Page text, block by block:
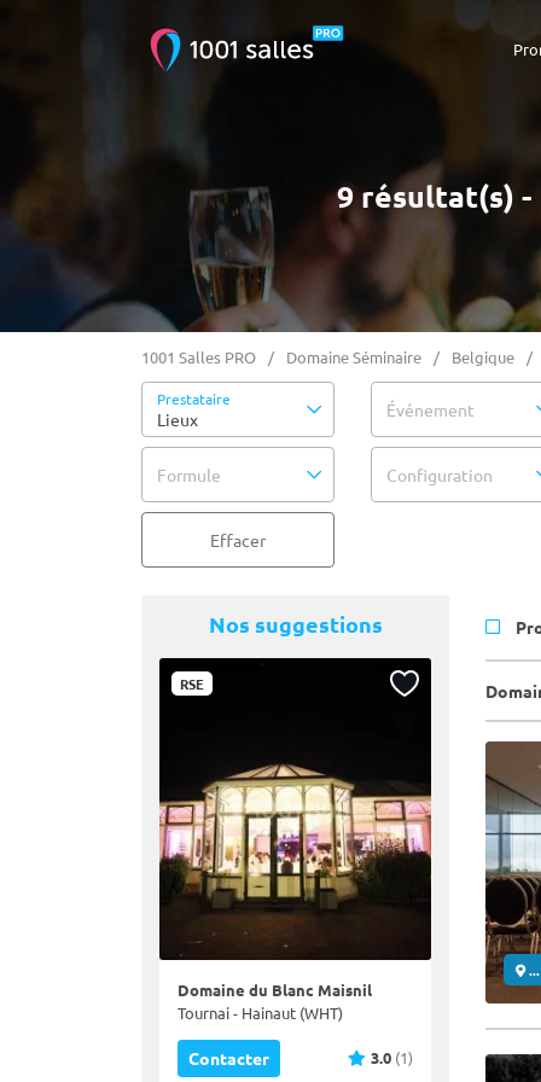
9 résultat(s) -
1001 Salles PRO Domaine Séminaire Belgique
Prestataire
Lieux Événement
Formule Configuration
Effacer
Nos suggestions
RSE
Domaine du Blanc Maisnil
Tournai - Hainaut (WHT)
Contacter 3.0 (1)
...